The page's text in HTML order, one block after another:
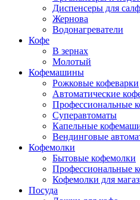
Диспенсеры для
Жернова
Водонагреватели
Кофе
В зернах
Молотый
Кофемашины
Рожковые кофеварки
Автоматические
Профессиональные
Суперавтоматы
Капельные
Вендинговые
Кофемолки
Бытовые кофемолки
Профессиональные
Кофемолки для
Посуда